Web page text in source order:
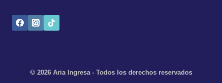
© 2026 Aria Ingresa - Todos los derechos reservados